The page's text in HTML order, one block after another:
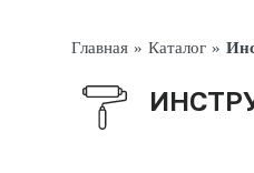
Главная » Каталог »